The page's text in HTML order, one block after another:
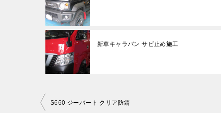
新車キャラバン サビ止め施工
投S660 ジーバート クリア防錆